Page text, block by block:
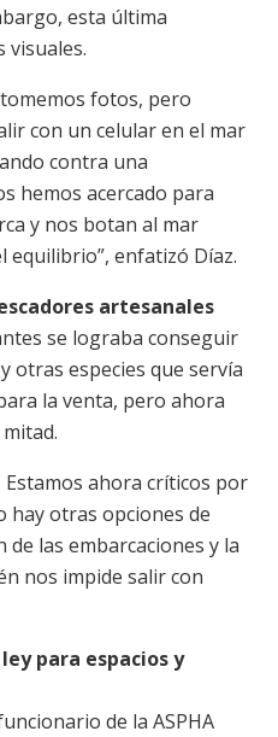
esta última
visuales.
fotos, pero
con un celular en el mar
contra una
hemos acercado para
y nos botan al mar
equilibrio”, enfatizó Díaz.
artesanales
se lograba conseguir
otras especies que servía
la venta, pero ahora
ahora críticos por
hay otras opciones de
las embarcaciones y la
nos impide salir con
para espacios y
de la ASPHA